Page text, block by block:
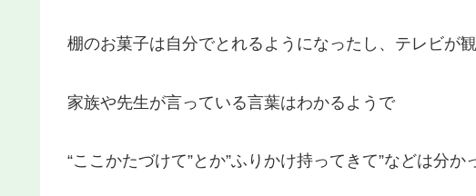
棚のお菓子は自分でとれるようになったし、テレビが
家族や先生が言っている言葉はわかるようで
“ここかたづけて”とか”ふりかけ持ってきて”などは分か